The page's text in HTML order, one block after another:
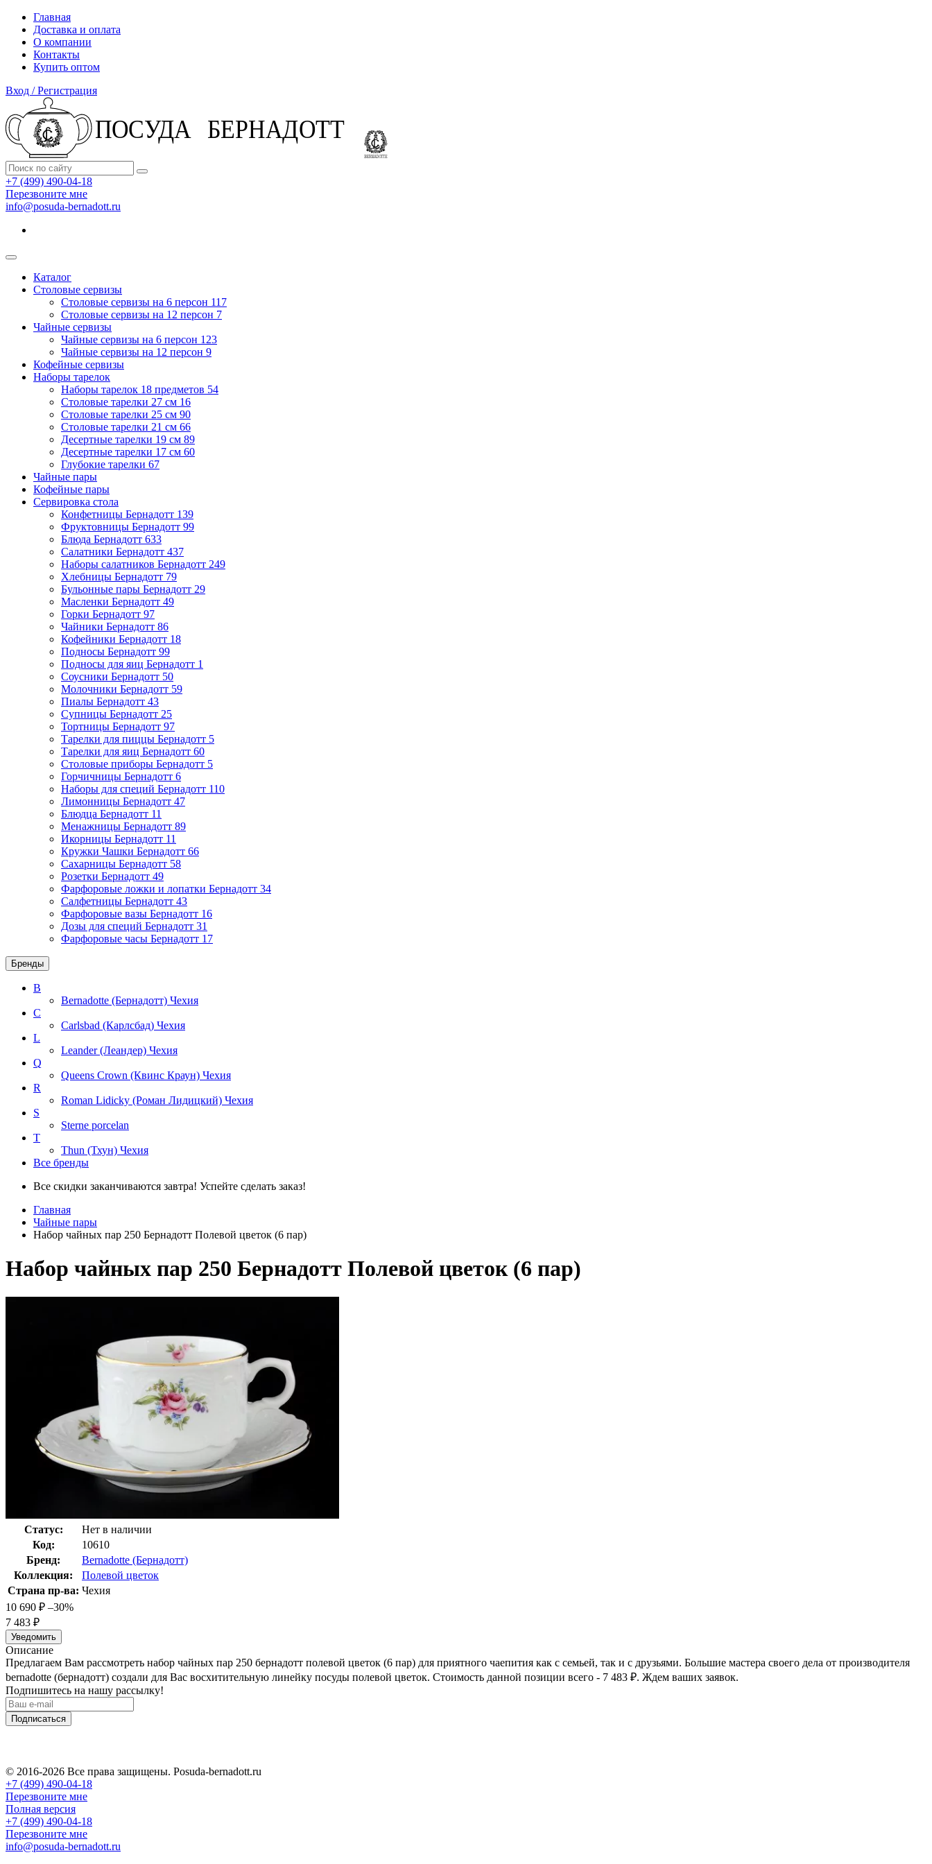
Главная
Доставка и оплата
О компании
Контакты
Купить оптом
Вход / Регистрация
+7 (499) 490-04-18
Перезвоните мне
info@posuda-bernadott.ru
Каталог
Столовые сервизы
Столовые сервизы на 6 персон 117
Столовые сервизы на 12 персон 7
Чайные сервизы
Чайные сервизы на 6 персон 123
Чайные сервизы на 12 персон 9
Кофейные сервизы
Наборы тарелок
Наборы тарелок 18 предметов 54
Столовые тарелки 27 см 16
Столовые тарелки 25 см 90
Столовые тарелки 21 см 66
Десертные тарелки 19 см 89
Десертные тарелки 17 см 60
Глубокие тарелки 67
Чайные пары
Кофейные пары
Сервировка стола
Конфетницы Бернадотт 139
Фруктовницы Бернадотт 99
Блюда Бернадотт 633
Салатники Бернадотт 437
Наборы салатников Бернадотт 249
Хлебницы Бернадотт 79
Бульонные пары Бернадотт 29
Масленки Бернадотт 49
Горки Бернадотт 97
Чайники Бернадотт 86
Кофейники Бернадотт 18
Подносы Бернадотт 99
Подносы для яиц Бернадотт 1
Соусники Бернадотт 50
Молочники Бернадотт 59
Пиалы Бернадотт 43
Супницы Бернадотт 25
Тортницы Бернадотт 97
Тарелки для пиццы Бернадотт 5
Тарелки для яиц Бернадотт 60
Столовые приборы Бернадотт 5
Горчичницы Бернадотт 6
Наборы для специй Бернадотт 110
Лимонницы Бернадотт 47
Блюдца Бернадотт 11
Менажницы Бернадотт 89
Икорницы Бернадотт 11
Кружки Чашки Бернадотт 66
Сахарницы Бернадотт 58
Розетки Бернадотт 49
Фарфоровые ложки и лопатки Бернадотт 34
Салфетницы Бернадотт 43
Фарфоровые вазы Бернадотт 16
Дозы для специй Бернадотт 31
Фарфоровые часы Бернадотт 17
Бренды
B
Bernadotte (Бернадотт) Чехия
C
Carlsbad (Карлсбад) Чехия
L
Leander (Леандер) Чехия
Q
Queens Crown (Квинс Краун) Чехия
R
Roman Lidicky (Роман Лидицкий) Чехия
S
Sterne porcelan
T
Thun (Тхун) Чехия
Все бренды
Все скидки заканчиваются завтра! Успейте сделать заказ!
Главная
Чайные пары
Набор чайных пар 250 Бернадотт Полевой цветок (6 пар)
Набор чайных пар 250 Бернадотт Полевой цветок (6 пар)
Статус:
Нет в наличии
Код:
10610
Бренд:
Bernadotte (Бернадотт)
Коллекция:
Полевой цветок
Страна пр-ва: Чехия
10 690 ₽ –30%
7 483 ₽
Уведомить
Описание
Предлагаем Вам рассмотреть набор чайных пар 250 бернадотт полевой цветок (6 пар) для приятного чаепития как с семьей, так и с друзьями. Большие мастера своего дела от производителя
bernadotte (бернадотт) создали для Вас восхитительную линейку посуды полевой цветок. Стоимость данной позиции всего - 7 483 ₽. Ждем ваших заявок.
Подпишитесь на нашу рассылку!
Подписаться
© 2016-2026 Все права защищены. Posuda-bernadott.ru
+7 (499) 490-04-18
Перезвоните мне
Полная версия
+7 (499) 490-04-18
Перезвоните мне
info@posuda-bernadott.ru